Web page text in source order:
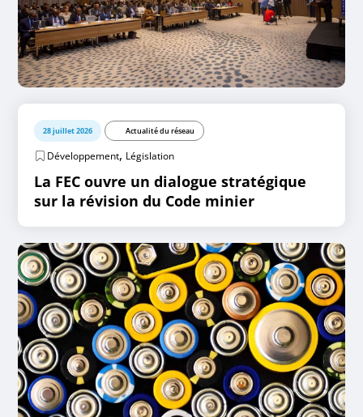
28 juillet 2026 Actualité du réseau
Développement, Législation
La FEC ouvre un dialogue stratégique
sur la révision du Code minier